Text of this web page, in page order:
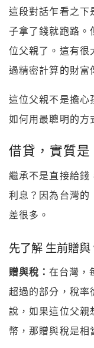
這段對話乍看之下
子拿了錢就跑路。
位父親了。這有很
過精密計算的財富
這位父親不是擔心
如何用最聰明的方
借貸，實質
繼承不是直接給錢
利息？因為台灣的
差很多。
先了解 生前贈
贈與稅： 在台灣，
超過的部分，稅率
說，如果這位父親
幣，那贈與稅是相